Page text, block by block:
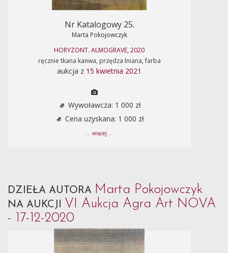
Nr Katalogowy 25.
Marta Pokojowczyk
HORYZONT. ALMOGRAVE, 2020
ręcznie tkana kanwa, przędza lniana, farba
aukcja z 15 kwietnia 2021
Wywoławcza: 1 000 zł
Cena uzyskana: 1 000 zł
... więcej ...
DZIEŁA AUTORA Marta Pokojowczyk
NA AUKCJI VI Aukcja Agra Art NOVA
- 17-12-2020